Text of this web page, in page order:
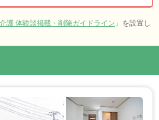
護 体験談掲載・削除ガイドライン 」を設置し